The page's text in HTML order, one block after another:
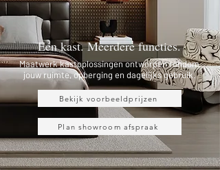
Eén kast. Meerdere functies.
Maatwerk kastoplossingen ontworpen rondom
jouw ruimte, opberging en dagelijks gebruik.
Bekijk voorbeeldprijzen
Plan showroom afspraak